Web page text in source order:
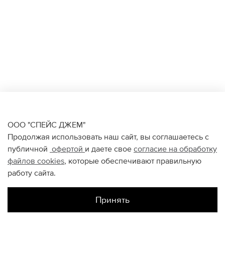
ООО "СПЕЙС ДЖЕМ"
Продолжая использовать наш сайт, вы соглашаетесь с
публичной офертой и даете свое согласие на обработку
файлов cookies, которые обеспечивают правильную
работу сайта.
Принять